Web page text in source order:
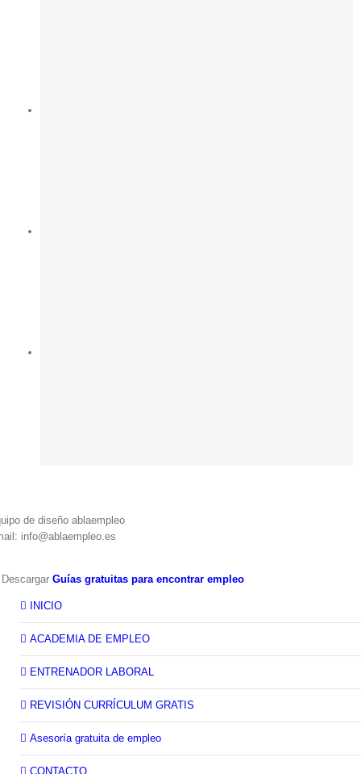
de diseño ablaempleo
info@ablaempleo.es
Guías gratuitas para encontrar empleo
INICIO
ACADEMIA DE EMPLEO
ENTRENADOR LABORAL
REVISIÓN CURRÍCULUM GRATIS
Asesoría gratuita de empleo
CONTACTO